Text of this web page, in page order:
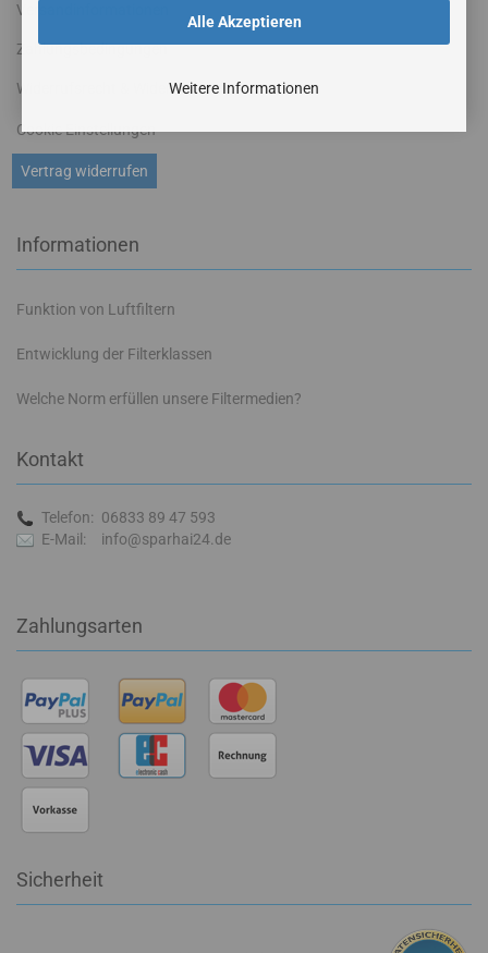
Alle Akzeptieren
Weitere Informationen
Versandinformationen
Zahlungsbedingungen
Widerrufsrecht & Widerrufsformular
Vertrag widerrufen
Cookie Einstellungen
Informationen
Funktion von Luftfiltern
Entwicklung der Filterklassen
Welche Norm erfüllen unsere Filtermedien?
Kontakt
Telefon: 06833 89 47 593
E-Mail:
info@sparhai24.de
Zahlungsarten
Sicherheit